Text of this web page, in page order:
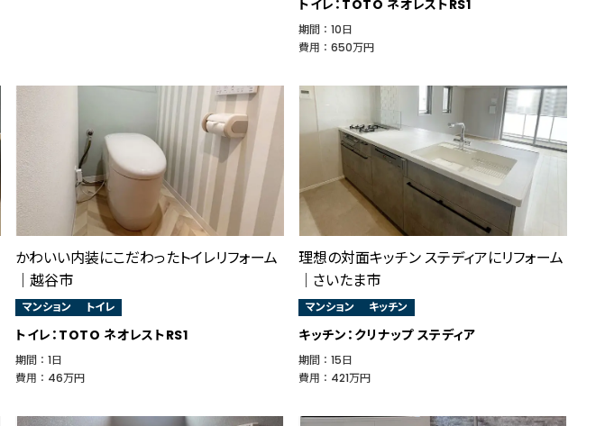
トイレ：TOTO ネオレストRS1
期間 ： 10日
費用 ： 650万円
かわいい内装にこだわったトイレリフォーム
｜越谷市
マンション トイレ
トイレ：TOTO ネオレストRS1
期間 ： 1日
費用 ： 46万円
理想の対面キッチン ステディアにリフォーム
│さいたま市
マンション キッチン
キッチン：クリナップ ステディア
期間 ： 15日
費用 ： 421万円